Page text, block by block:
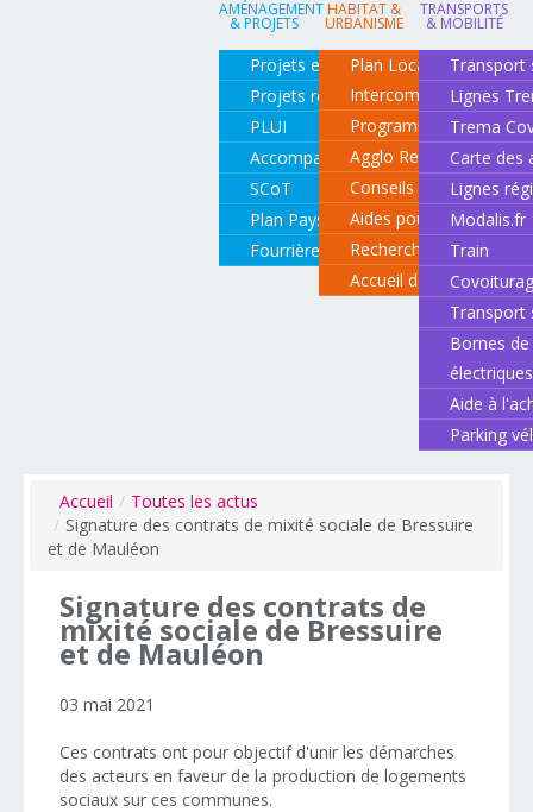
AMÉNAGEMENT
& PROJETS
Projets en cours
Projets réalisés
PLUI
Accompagnement de projets
SCoT
Plan Paysage
Fourrière animale
HABITAT &
URBANISME
Plan Local d'Urbanisme
Intercommunal
Programme local de
Agglo Renov
Conseils pour rénover
Aides pour rénover
Recherche d'un
Accueil des gens du
TRANSPORTS
& MOBILITÉ
Transport
Lignes
Trema
Carte des
Lignes
Modalis.fr
Train
Transport
Bornes
électriques
Aide à
Parking
Accueil / Toutes les actus
/ Signature des contrats de mixité sociale de Bressuire
et de Mauléon
Signature des contrats de
mixité sociale deBressuire
et de Mauléon
03 mai 2021
Ces contrats ont pour objectif d'unir les démarches
des acteurs en faveur de la production de logements
sociaux sur ces communes.